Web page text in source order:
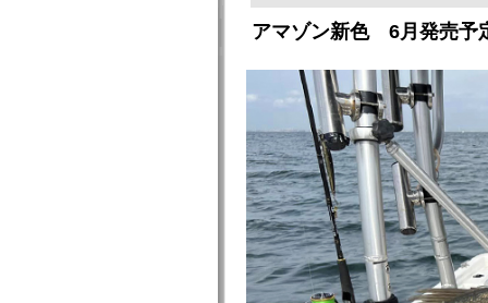
アマゾン新色 6月発売予